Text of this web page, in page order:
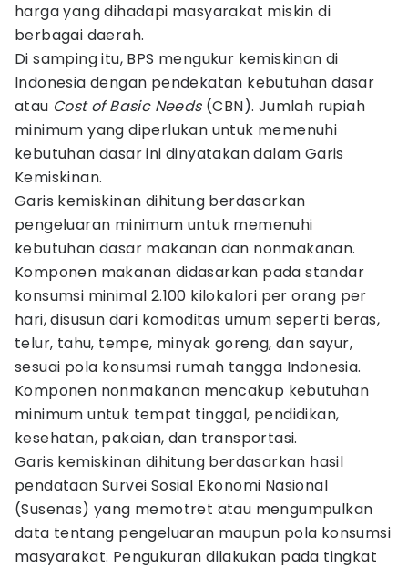
harga yang dihadapi masyarakat miskin di
berbagai daerah.
Di samping itu, BPS mengukur kemiskinan di
Indonesia dengan pendekatan kebutuhan dasar
atau Cost of Basic Needs(CBN). Jumlah rupiah
minimum yang diperlukan untuk memenuhi
kebutuhan dasar ini dinyatakan dalam Garis
Kemiskinan.
Garis kemiskinan dihitung berdasarkan
pengeluaran minimum untuk memenuhi
kebutuhan dasar makanan dan nonmakanan.
Komponen makanan didasarkan pada standar
konsumsi minimal 2.100 kilokalori per orang per
hari, disusun dari komoditas umum seperti beras,
telur, tahu, tempe, minyak goreng, dan sayur,
sesuai pola konsumsi rumah tangga Indonesia.
Komponen nonmakanan mencakup kebutuhan
minimum untuk tempat tinggal, pendidikan,
kesehatan, pakaian, dan transportasi.
Garis kemiskinan dihitung berdasarkan hasil
pendataan Survei Sosial Ekonomi Nasional
(Susenas) yang memotret atau mengumpulkan
data tentang pengeluaran maupun pola konsumsi
masyarakat. Pengukuran dilakukan pada tingkat